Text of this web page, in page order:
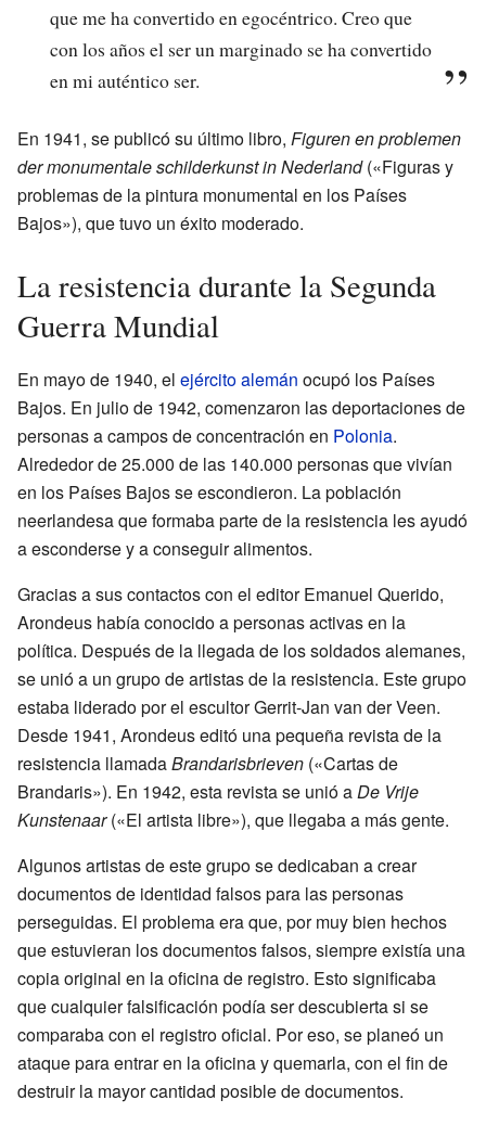
que me ha convertido en egocéntrico. Creo que
con los años el ser un marginado se ha convertido
en mi auténtico ser.
En 1941, se publicó su último libro, Figuren en problemen
der monumentale schilderkunst in Nederland(«Figuras y
problemas de la pintura monumental en los Países
Bajos»), que tuvo un éxito moderado.
La resistencia durante la Segunda
Guerra Mundial
En mayo de 1940, el ejército alemán ocupó los Países
Bajos. En julio de 1942, comenzaron las deportaciones de
personas a campos de concentración en Polonia.
Alrededor de 25.000 de las 140.000 personas que vivían
en los Países Bajos se escondieron. La población
neerlandesa que formaba parte de la resistencia les ayudó
a esconderse y a conseguir alimentos.
Gracias a sus contactos con el editor Emanuel Querido,
Arondeus había conocido a personas activas en la
política. Después de la llegada de los soldados alemanes,
se unió a un grupo de artistas de la resistencia. Este grupo
estaba liderado por el escultor Gerrit-Jan van der Veen.
Desde 1941, Arondeus editó una pequeña revista de la
resistencia llamadaBrandarisbrieven («Cartas de
Brandaris»). En 1942, esta revista se unió a De Vrije
Kunstenaar(«El artista libre»), que llegaba a más gente.
Algunos artistas de este grupo se dedicaban a crear
documentos de identidad falsos para las personas
perseguidas. El problema era que, por muy bien hechos
que estuvieran los documentos falsos, siempre existía una
copia original en la oficina de registro. Esto significaba
que cualquier falsificación podía ser descubierta si se
comparaba con el registro oficial. Por eso, se planeó un
ataque para entrar en la oficina y quemarla, con el fin de
destruir la mayor cantidad posible de documentos.